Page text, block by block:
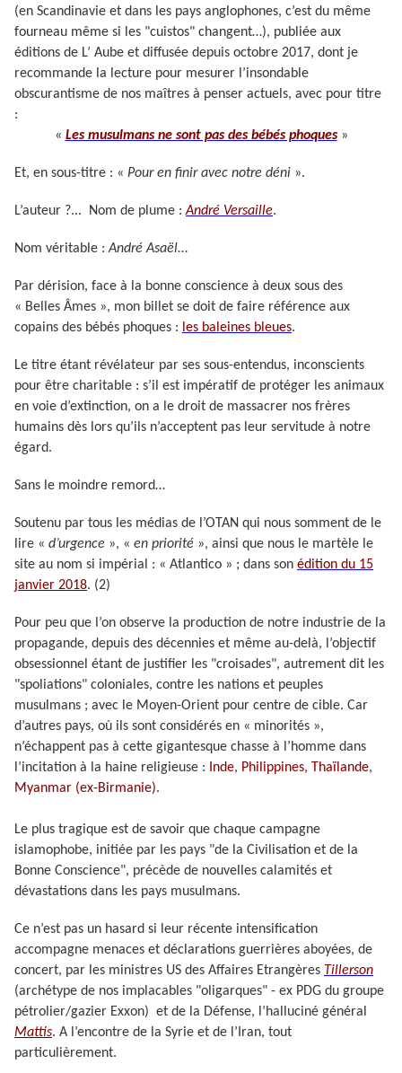
(en Scandinavie et dans les pays anglophones, c’est du même
fourneau même si les "cuistos" changent…), publiée aux
éditions de L’ Aube et diffusée depuis octobre 2017, dont je
recommande la lecture pour mesurer l’insondable
obscurantisme de nos maîtres à penser actuels, avec pour titre
:
« Les musulmans ne sont pas des bébés phoques»
Et, en sous-titre : « Pour en finir avec notre déni ».
L’auteur ?... Nom de plume :André Versaille.
Nom véritable :André Asaël…
Par dérision, face à la bonne conscience à deux sous des
« Belles Âmes », mon billet se doit de faire référence aux
copains des bébés phoques : les baleines bleues.
Le titre étant révélateur par ses sous-entendus, inconscients
pour être charitable : s’il est impératif de protéger les animaux
en voie d’extinction, on a le droit de massacrer nos frères
humains dès lors qu’ils n’acceptent pas leur servitude à notre
égard.
Sans le moindre remord…
Soutenu par tous les médias de l’OTAN qui nous somment de le
lire « d’urgence », « en priorité », ainsi que nous le martèle le
site au nom si impérial : « Atlantico » ; dans son édition du 15
janvier 2018. (2)
Pour peu que l’on observe la production de notre industrie de la
propagande, depuis des décennies et même au-delà, l’objectif
obsessionnel étant de justifier les "croisades", autrement dit les
"spoliations" coloniales, contre les nations et peuples
musulmans ; avec le Moyen-Orient pour centre de cible. Car
d’autres pays, où ils sont considérés en « minorités »,
n’échappent pas à cette gigantesque chasse à l’homme dans
l’incitation à la haine religieuse :
Inde, Philippines, Thaïlande,
Myanmar (ex-Birmanie).
Le plus tragique est de savoir que chaque campagne
islamophobe, initiée par les pays "de la Civilisation et de la
Bonne Conscience", précède de nouvelles calamités et
dévastations dans les pays musulmans.
Ce n’est pas un hasard si leur récente intensification
accompagne menaces et déclarations guerrières aboyées, de
concert, par les ministres US des Affaires Etrangères Tillerson
(archétype de nos implacables "oligarques" - ex PDG du groupe
pétrolier/gazier Exxon) et de la Défense, l’halluciné général
Mattis. A l’encontre de la Syrie et de l’Iran, tout
particulièrement.